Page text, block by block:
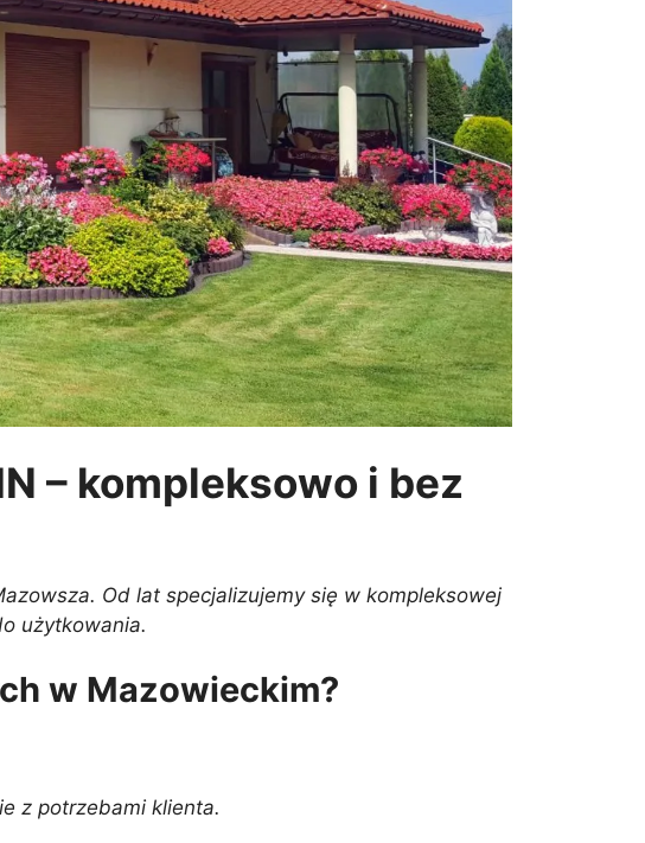
– kompleksowo i bez
Od lat specjalizujemy się w kompleksowej
użytkowania.
w Mazowieckim?
z potrzebami klienta.